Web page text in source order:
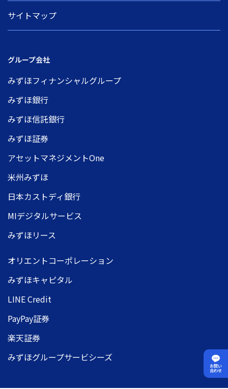
お問い
合わせ
サイトマップ
グループ会社
みずほフィナンシャルグループ
みずほ銀行
みずほ信託銀行
みずほ証券
アセットマネジメントOne
米州みずほ
日本カストディ銀行
MIデジタルサービス
みずほリース
オリエントコーポレーション
みずほキャピタル
LINE Credit
PayPay証券
楽天証券
みずほグループサービシーズ